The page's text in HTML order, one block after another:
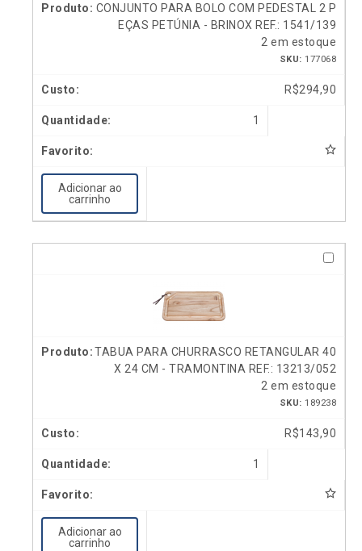
CONJUNTO PARA BOLO COM PEDESTAL 2 P
EÇAS PETÚNIA - BRINOX REF.: 1541/139
2 em estoque
SKU: 177068
R$294,90
1
Adicionar ao
carrinho
TABUA PARA CHURRASCO RETANGULAR 40
X 24 CM - TRAMONTINA REF.: 13213/052
2 em estoque
SKU: 189238
R$143,90
1
Adicionar ao
carrinho